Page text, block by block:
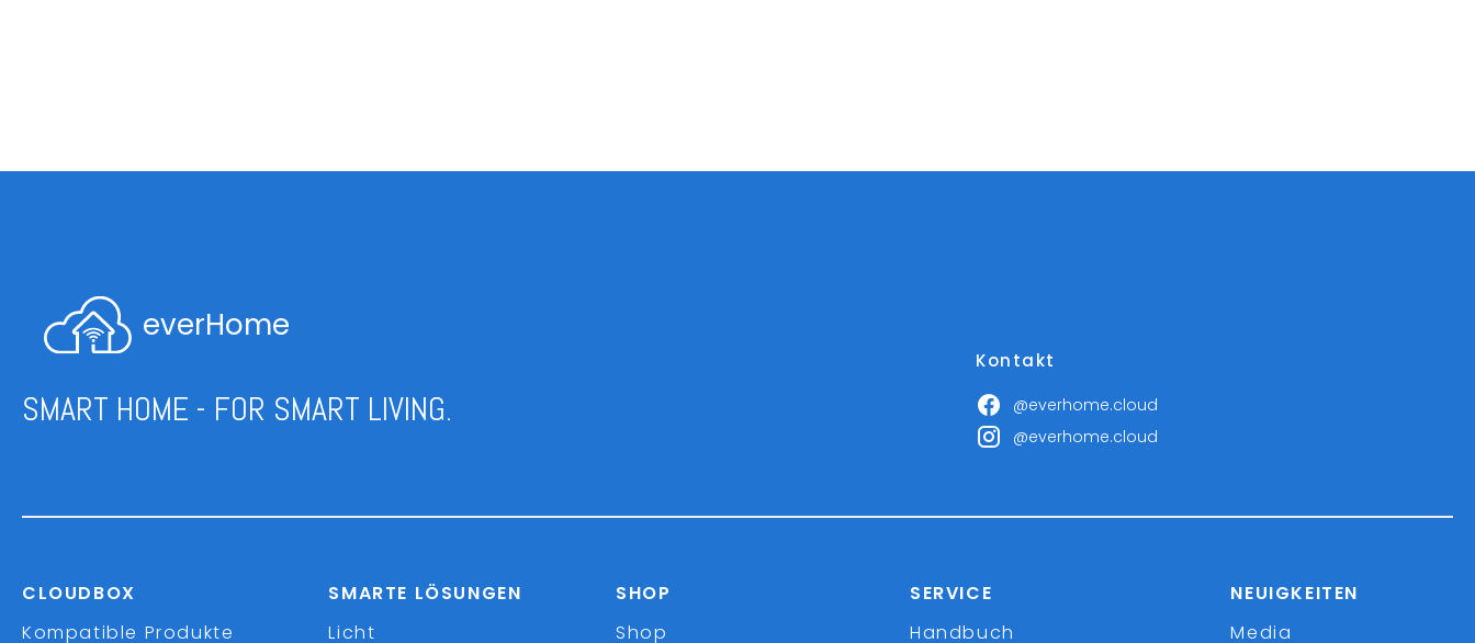
everHome
SMART HOME - FOR SMART LIVING.
Kontakt
@everhome.cloud
@everhome.cloud
CLOUDBOX
Kompatible Produkte
SMARTE LÖSUNGEN
Licht
SHOP
Shop
SERVICE
Handbuch
NEUIGKEITEN
Media